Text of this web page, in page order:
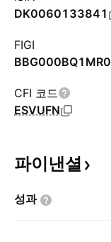
DK0060133841
FIGI
BBG000BQ1MR0
CFI 코드
ESVUFN
파이낸셜
성과